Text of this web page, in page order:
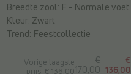
Vorige laagste
prijs: € 136,00
€
170,00
€
136,00
Breedte zool: F - Normale voet
Kleur: Zwart
Trend: Feestcollectie